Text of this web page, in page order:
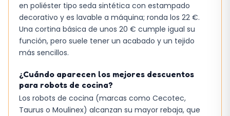
en poliéster tipo seda sintética con estampado
decorativo y es lavable a máquina; ronda los 22 €.
Una cortina básica de unos 20 € cumple igual su
función, pero suele tener un acabado y un tejido
más sencillos.
¿Cuándo aparecen los mejores descuentos
para robots de cocina?
Los robots de cocina (marcas como Cecotec,
Taurus o Moulinex) alcanzan su mayor rebaja, que